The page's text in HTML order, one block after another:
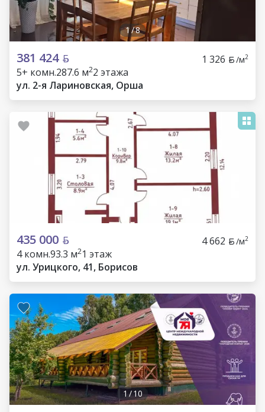
1/8
381 424 1 326 /м2
5+ комн.287.6 м22 этажа
ул. 2-я Лариновская, Орша
435 000 4 662 /м2
4 комн.93.3 м21 этаж
ул. Урицкого, 41, Борисов
1 /10